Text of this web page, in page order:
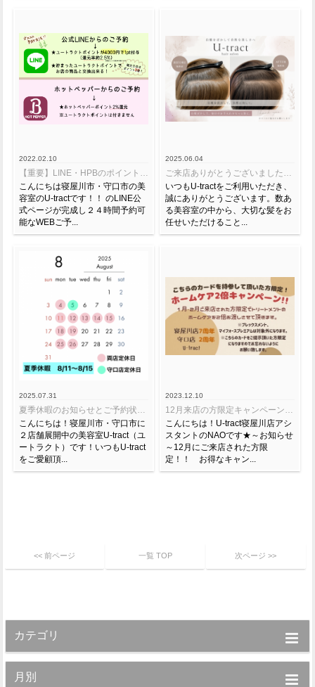
2022.02.10
【重要】LINE・HPBのポイントについてのご案内
こんにちは寝屋川市・守口市の美
容室のU-tractです！！ のLINE公
式ページが完成し２４時間予約可
能なWEBご予...
2025.06.04
ご来店ありがとうございました。口コミをご検討いただいている皆様へ
いつもU-tractをご利用いただき、
誠にありがとうございます。数あ
る美容室の中から、大切な髪をお
任せいただけること...
2025.07.31
夏季休暇のお知らせとご予約状況のご案内
こんにちは！寝屋川市・守口市に
２店舗展開中の美容室U-tract（ユ
ートラクト）です！いつもU-tract
をご愛顧頂...
2023.12.10
12月来店の方限定キャンペーン予告！
こんにちは！U-tract寝屋川店アシ
スタントのNAOです★～お知らせ
～12月にご来店された方限
定！！ お得なキャン...
<< 前ページ 一覧 TOP 次ページ >>
カテゴリ
月別